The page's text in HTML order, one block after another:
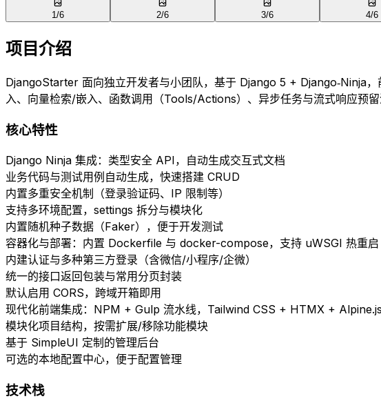
1/6 2/6 3/6 4/6
项目介绍
DjangoStarter 面向独立开发者与小团队，基于 Django 5 + Django‑Ninja
入、向量检索/嵌入、函数调用（Tools/Actions）、异步任务与流式响应预
核心特性
Django Ninja 集成：类型安全 API，自动生成交互式文档
业务代码与测试用例自动生成，快速搭建 CRUD
内置多重安全机制（登录验证码、IP 限制等）
支持多环境配置，settings 拆分与模块化
内置随机种子数据（Faker），便于开发测试
容器化与部署：内置 Dockerfile 与 docker-compose，支持 uWSGI 热重启
内建认证与多种第三方登录（含微信/小程序/企微）
统一的接口返回包装与常用分页封装
默认启用 CORS，跨域开箱即用
现代化前端集成：NPM + Gulp 流水线，Tailwind CSS + HTMX + Alpine.js
模块化项目结构，按需扩展/移除功能模块
基于 SimpleUI 定制的管理后台
可选的本地配置中心，便于配置管理
技术栈